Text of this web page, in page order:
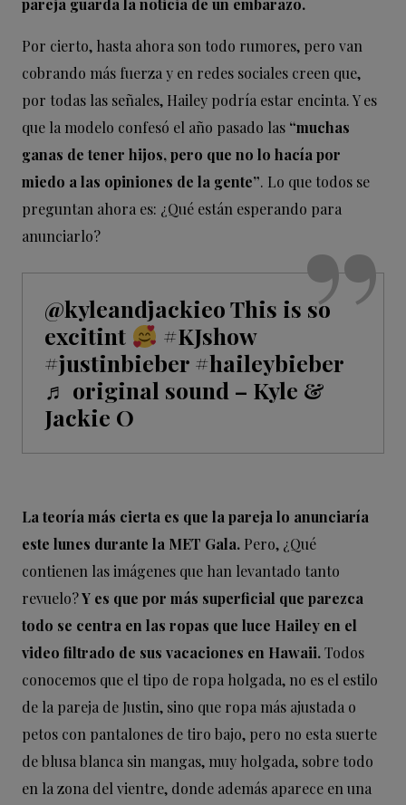
pareja guarda la noticia de un embarazo.
Por cierto, hasta ahora son todo rumores, pero van
cobrando más fuerza y en redes sociales creen que,
por todas las señales, Hailey podría estar encinta. Y es
que la modelo confesó el año pasado las “muchas
ganas de tener hijos, pero que no lo hacía por
miedo a las opiniones de la gente”. Lo que todos se
preguntan ahora es: ¿Qué están esperando para
anunciarlo?
@kyleandjackieoThis is so
excitint
#KJshow
#justinbieber #haileybieber
♬ original sound – Kyle &
Jackie O
La teoría más cierta es que la pareja lo anunciaría
este lunes durante la MET Gala. Pero, ¿Qué
contienen las imágenes que han levantado tanto
revuelo?Y es que por más superficial que parezca
todo se centra en las ropas que luce Hailey en el
video filtrado de sus vacaciones en Hawaii.Todos
conocemos que el tipo de ropa holgada, no es el estilo
de la pareja de Justin, sino que ropa más ajustada o
petos con pantalones de tiro bajo, pero no esta suerte
de blusa blanca sin mangas, muy holgada, sobre todo
en la zona del vientre, donde además aparece en una